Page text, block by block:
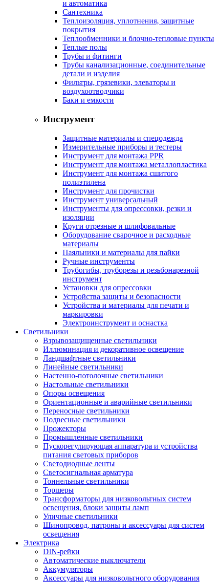
и автоматика
Сантехника
Теплоизоляция, уплотнения, защитные
покрытия
Теплообменники и блочно-тепловые пункты
Теплые полы
Трубы и фитинги
Трубы канализационные, соединительные
детали и изделия
Фильтры, грязевики, элеваторы и
воздухоотводчики
Баки и емкости
Инструмент
Защитные материалы и спецодежда
Измерительные приборы и тестеры
Инструмент для монтажа PPR
Инструмент для монтажа металлопластика
Инструмент для монтажа сшитого
полиэтилена
Инструмент для прочистки
Инструмент универсальный
Инструменты для опрессовки, резки и
изоляции
Круги отрезные и шлифовальные
Оборудование сварочное и расходные
материалы
Паяльники и материалы для пайки
Ручные инструменты
Трубогибы, труборезы и резьбонарезной
инструмент
Установки для опрессовки
Устройства защиты и безопасности
Устройства и материалы для печати и
маркировки
Электроинструмент и оснастка
Светильники
Взрывозащищенные светильники
Иллюминация и декоративное освещение
Ландшафтные светильники
Линейные светильники
Настенно-потолочные светильники
Настольные светильники
Опоры освещения
Ориентационные и аварийные светильники
Переносные светильники
Подвесные светильники
Прожекторы
Промышленные светильники
Пускорегулирующая аппаратура и устройства
питания световых приборов
Светодиодные ленты
Светосигнальная арматура
Тоннельные светильники
Торшеры
Трансформаторы для низковольтных систем
освещения, блоки защиты ламп
Уличные светильники
Шинопровод, патроны и аксессуары для систем
освещения
Электрика
DIN-рейки
Автоматические выключатели
Аккумуляторы
Аксессуары для низковольтного оборудования